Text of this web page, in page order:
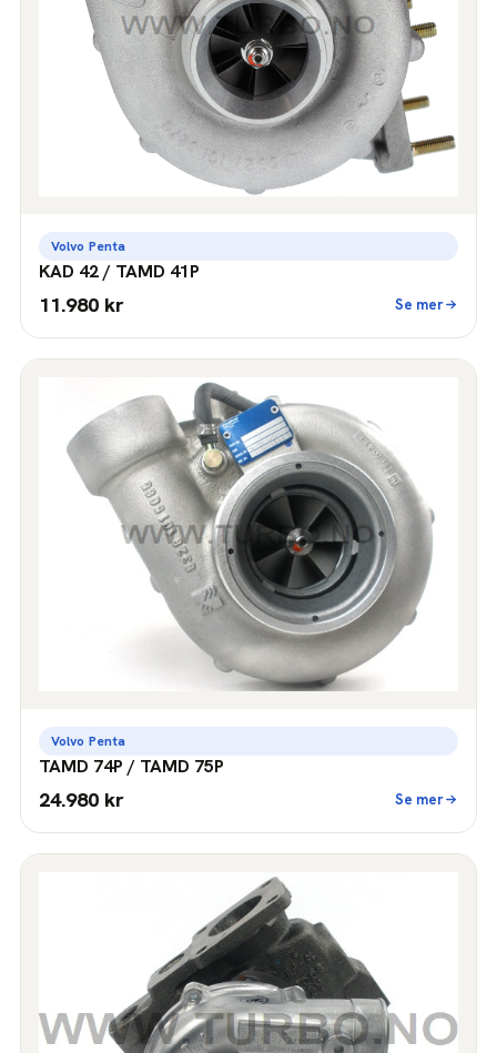
Volvo Penta
KAD 42 / TAMD 41P
11.980 kr Se mer
Volvo Penta
TAMD 74P / TAMD 75P
24.980 kr Se mer